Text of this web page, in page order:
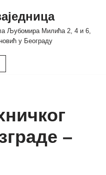
Љубомира Милића 2, 4 и 6,
у Београду
–